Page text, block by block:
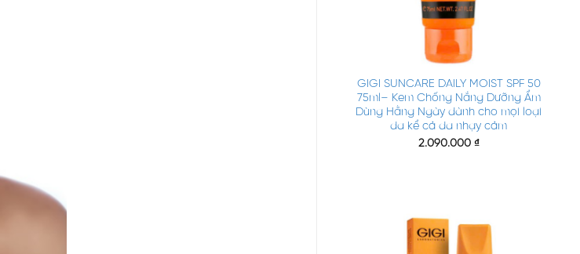
GIGI SUNCARE DAILY MOIST SPF 50
75ml– Kem Chống Nắng Dưỡng Ẩm
Dùng Hằng Ngày dành cho mọi loại
da kể cả da nhạy cảm
2.090.000 ₫